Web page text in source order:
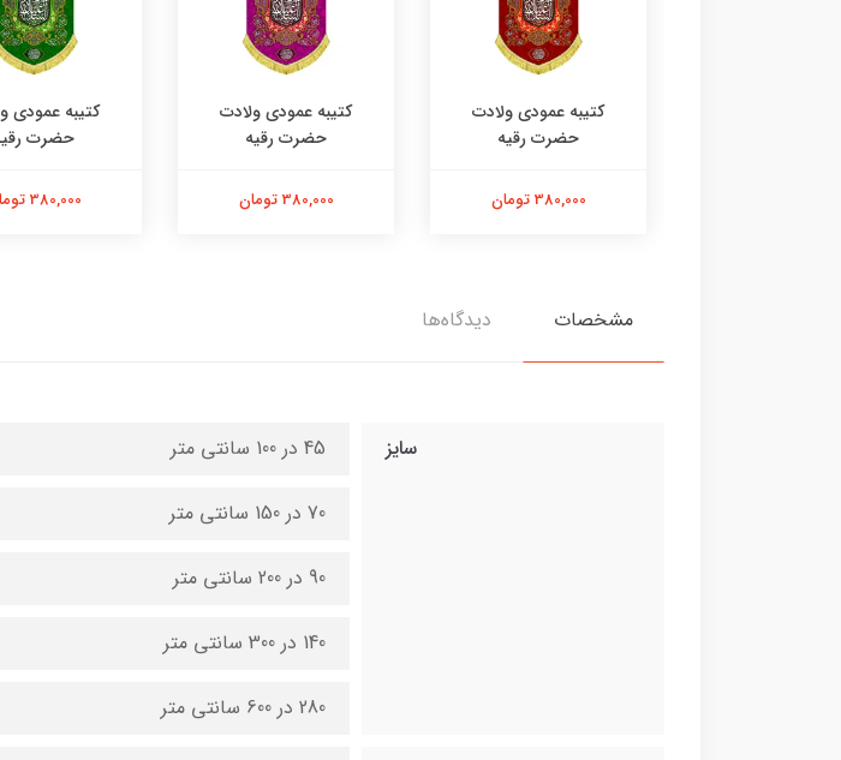
کتیبه عمودی ولادت
حضرت رقیه
380,000 تومان
کتیبه عمودی ولادت
حضرت رقیه
380,000 تومان
کتیبه عمودی
حضرت
380,000 تومان
مشخصات دیدگاه‌ها
سایز 45 در 100 سانتی متر
70 در 150 سانتی متر
90 در 200 سانتی متر
140 در 300 سانتی متر
280 در 600 سانتی متر